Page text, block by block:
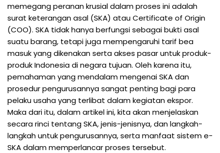
memegang peranan krusial dalam proses ini adalah
surat keterangan asal (SKA) atau Certificate of Origin
(COO). SKA tidak hanya berfungsi sebagai bukti asal
suatu barang, tetapi juga mempengaruhi tarif bea
masuk yang dikenakan serta akses pasar untuk produk-
produk Indonesia di negara tujuan. Oleh karena itu,
pemahaman yang mendalam mengenai SKA dan
prosedur pengurusannya sangat penting bagi para
pelaku usaha yang terlibat dalam kegiatan ekspor.
Maka dari itu, dalam artikel ini, kita akan menjelaskan
secara rinci tentang SKA, jenis-jenisnya, dan langkah-
langkah untuk pengurusannya, serta manfaat sistem e-
SKA dalam memperlancar proses tersebut.